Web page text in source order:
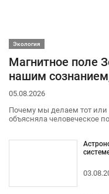
Экология
Магнитное поле
нашим
05.08.2026
Почему мы делаем тот или
объясняла человеческое